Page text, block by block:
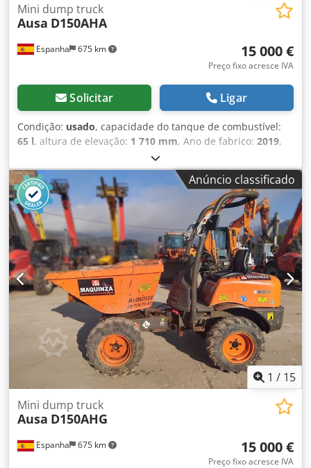
Espanha 675 km
Mini dump truck
Ausa D150AHA
15 000 €
Preço fixo acresce IVA
Solicitar Ligar
Condição: usado, capacidade do tanque de combustível:
65 l, altura de elevação: 1 710 mm, Ano de fabrico: 2019,
1 670 h
mineração Peso em vazio: 1.510 kg Carga útil: 1.500 kg
Peso bruto total: 3.010 kg Chodpfx Aszb Nabof Hea
Dimensões (C x L x A): 318 x 148 x 261 cm
Anúncio classificado
1 / 15
Espanha 675 km
Mini dump truck
Ausa D150AHG
15 000 €
Preço fixo acresce IVA